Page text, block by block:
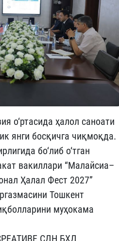
о‘ртасида ҳалол саноати
янги босқичга чиқмоқда.
бо‘либ о‘тган
вакиллари “Малайсиа–
Ҳалал Фест 2027”
Тошкент
муҳокама
СДН БҲД